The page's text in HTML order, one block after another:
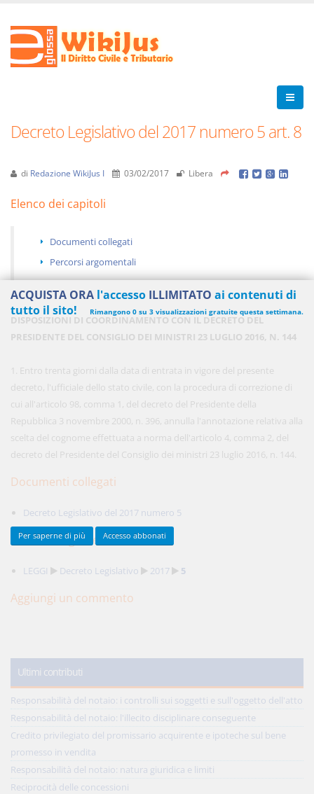
Decreto Legislativo del 2017 numero 5 art. 8
di Redazione WikiJus I 03/02/2017 Libera
Elenco dei capitoli
Documenti collegati
Percorsi argomentali
DISPOSIZIONI DI COORDINAMENTO CON IL DECRETO DEL
PRESIDENTE DEL CONSIGLIO DEI MINISTRI 23 LUGLIO 2016, N. 144
1. Entro trenta giorni dalla data di entrata in vigore del presente
decreto, l'ufficiale dello stato civile, con la procedura di correzione di
cui all'articolo 98, comma 1, del decreto del Presidente della
Repubblica 3 novembre 2000, n. 396, annulla l'annotazione relativa alla
scelta del cognome effettuata a norma dell'articolo 4, comma 2, del
decreto del Presidente del Consiglio dei ministri 23 luglio 2016, n. 144.
Documenti collegati
Decreto Legislativo del 2017 numero 5
Percorsi argomentali
LEGGI Decreto Legislativo 2017 5
Aggiungi un commento
Ultimi contributi
Responsabilità del notaio: i controlli sui soggetti e sull'oggetto dell'atto
Responsabilità del notaio: l'illecito disciplinare conseguente
Credito privilegiato del promissario acquirente e ipoteche sul bene
promesso in vendita
Responsabilità del notaio: natura giuridica e limiti
Reciprocità delle concessioni
ACQUISTA ORA l'accesso ILLIMITATO ai contenuti di
tutto il sito!
Rimangono 0 su 3 visualizzazioni gratuite questa settimana.
450,00 € ANNUALI
anziché570.00€, risparmi il 21%!
Acquista ora
Acquista ora
Per saperne di più Accesso abbonati